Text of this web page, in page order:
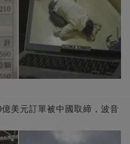
美元訂單被中國取締，波音